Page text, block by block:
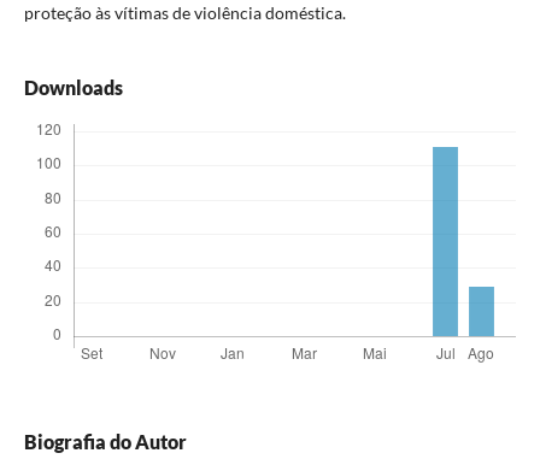
proteção às vítimas de violência doméstica.
Downloads
Biografia do Autor